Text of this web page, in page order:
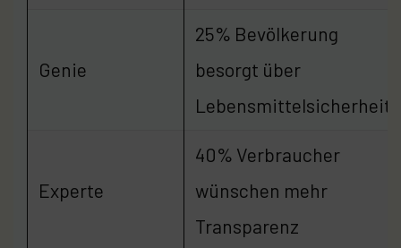
Genie
25% Bevölkerung
besorgt über
Lebensmittelsicherheit
Experte
40% Verbraucher
wünschen mehr
Transparenz